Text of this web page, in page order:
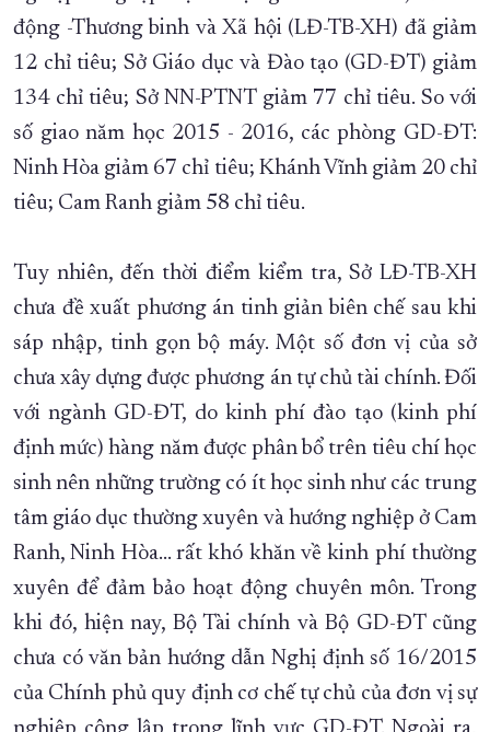
động -Thương binh và Xã hội (LĐ-TB-XH) đã giảm
12 chỉ tiêu; Sở Giáo dục và Đào tạo (GD-ĐT) giảm
134 chỉ tiêu; Sở NN-PTNT giảm 77 chỉ tiêu. So với
số giao năm học 2015 - 2016, các phòng GD-ĐT:
Ninh Hòa giảm 67 chỉ tiêu; Khánh Vĩnh giảm 20 chỉ
tiêu; Cam Ranh giảm 58 chỉ tiêu.
Tuy nhiên, đến thời điểm kiểm tra, Sở LĐ-TB-XH
chưa đề xuất phương án tinh giản biên chế sau khi
sáp nhập, tinh gọn bộ máy. Một số đơn vị của sở
chưa xây dựng được phương án tự chủ tài chính. Đối
với ngành GD-ĐT, do kinh phí đào tạo (kinh phí
định mức) hàng năm được phân bổ trên tiêu chí học
sinh nên những trường có ít học sinh như các trung
tâm giáo dục thường xuyên và hướng nghiệp ở Cam
Ranh, Ninh Hòa... rất khó khăn về kinh phí thường
xuyên để đảm bảo hoạt động chuyên môn. Trong
khi đó, hiện nay, Bộ Tài chính và Bộ GD-ĐT cũng
chưa có văn bản hướng dẫn Nghị định số 16/2015
của Chính phủ quy định cơ chế tự chủ của đơn vị sự